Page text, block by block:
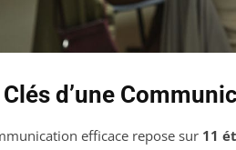
Clés d’une
efficace repose sur 11